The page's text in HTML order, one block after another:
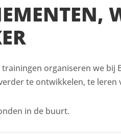
organiseren we bij
te ontwikkelen, te
in de buurt.